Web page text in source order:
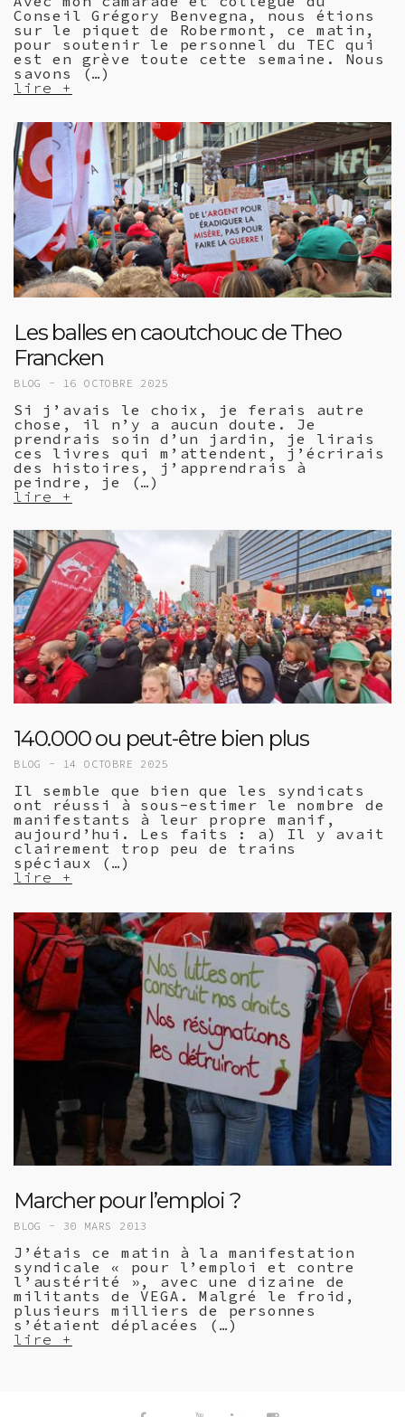
Conseil Grégory Benvegna, nous étions
sur le piquet de Robermont, ce matin,
pour soutenir le personnel du TEC qui
est en grève toute cette semaine. Nous
savons (…)
lire +
Les balles en caoutchouc de Theo
Francken
BLOG - 16 OCTOBRE 2025
Si j’avais le choix, je ferais autre
chose, il n’y a aucun doute. Je
prendrais soin d’un jardin, je lirais
ces livres qui m’attendent, j’écrirais
des histoires, j’apprendrais à
peindre, je (…)
lire +
140.000 ou peut-être bien plus
BLOG - 14 OCTOBRE 2025
Il semble que bien que les syndicats
ont réussi à sous-estimer le nombre de
manifestants à leur propre manif,
aujourd’hui. Les faits : a) Il y avait
clairement trop peu de trains
spéciaux (…)
lire +
Marcher pour l’emploi ?
BLOG - 30 MARS 2013
J’étais ce matin à la manifestation
syndicale « pour l’emploi et contre
l’austérité », avec une dizaine de
militants de VEGA. Malgré le froid,
plusieurs milliers de personnes
s’étaient déplacées (…)
lire +